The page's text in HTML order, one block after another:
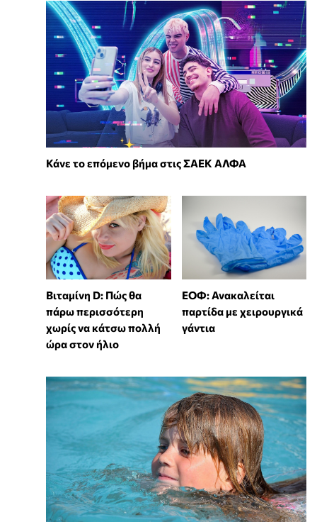
Κάνε το επόμενο βήμα στις ΣΑΕΚ ΑΛΦΑ
Βιταμίνη D: Πώς θα
πάρω περισσότερη
χωρίς να κάτσω πολλή
ώρα στον ήλιο
ΕΟΦ: Ανακαλείται
παρτίδα με χειρουργικά
γάντια